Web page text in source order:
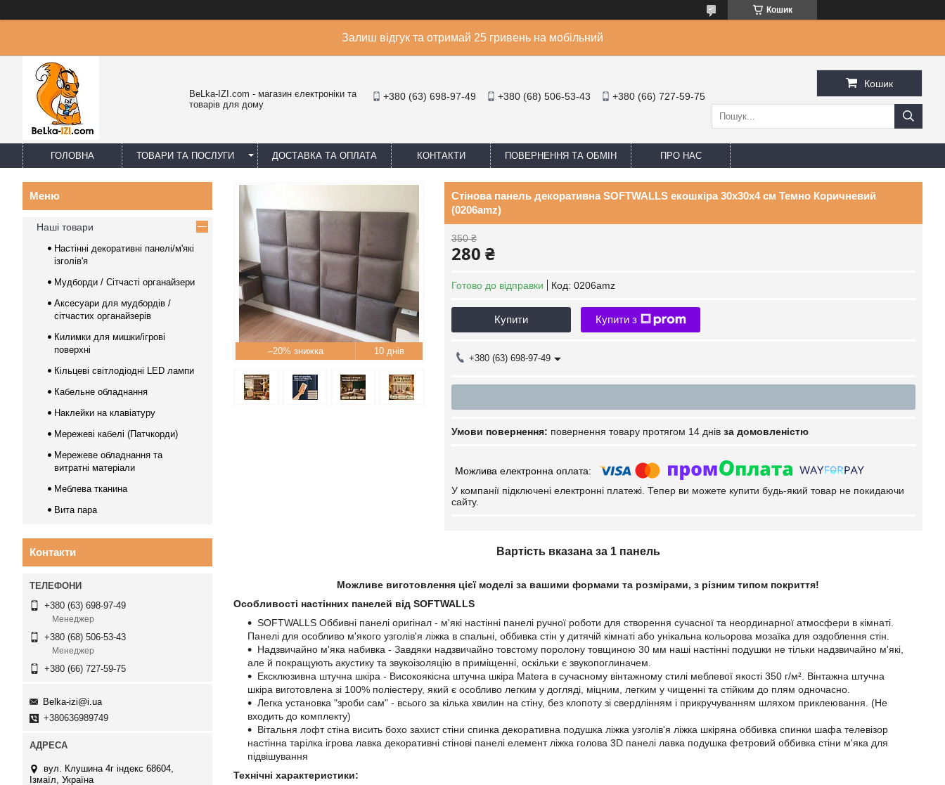
Кошик
Залиш відгук та отримай 25 гривень на мобільний
BeLka-IZI.com - магазин єлектроніки та
товарів для дому
+380 (63) 698-97-49 +380 (68) 506-53-43 +380 (66) 727-59-75
Кошик
ГОЛОВНА ТОВАРИ ТА ПОСЛУГИ ДОСТАВКА ТА ОПЛАТА КОНТАКТИ ПОВЕРНЕННЯ ТА ОБМІН ПРО НАС
–20% 10 днів
Стінова панель декоративна SOFTWALLS екошкіра 30x30x4 см Темно Коричневий
(0206amz)
350 ₴
280 ₴
Готово до відправки Код: 0206amz
Купити Купити з
+380 (63) 698-97-49
повернення товару протягом 14 днів за домовленістю
У компанії підключені електронні платежі. Тепер ви можете купити будь-який товар не покидаючи
сайту.
Вартість вказана за 1 панель
Можливе виготовлення цієї моделі за вашими формами та розмірами, з різним типом покриття!
Особливості настінних панелей від SOFTWALLS
SOFTWALLS Оббивні панелі оригінал - м'які настінні панелі ручної роботи для створення сучасної та неординарної атмосфери в кімнаті.
Панелі для особливо м'якого узголів'я ліжка в спальні, оббивка стін у дитячій кімнаті або унікальна кольорова мозаїка для оздоблення стін.
Надзвичайно м'яка набивка - Завдяки надзвичайно товстому поролону товщиною 30 мм наші настінні подушки не тільки надзвичайно м'які,
але й покращують акустику та звукоізоляцію в приміщенні, оскільки є звукопоглиначем.
Ексклюзивна штучна шкіра - Високоякісна штучна шкіра Matera в сучасному вінтажному стилі меблевої якості 350 г/м². Вінтажна штучна
шкіра виготовлена зі 100% поліестеру, який є особливо легким у догляді, міцним, легким у чищенні та стійким до плям одночасно.
Легка установка "зроби сам" - всього за кілька хвилин на стіну, без клопоту зі свердлінням і прикручуванням шляхом приклеювання. (Не
входить до комплекту)
Вітальня лофт стіна висить бохо захист стіни спинка декоративна подушка ліжка узголів'я ліжка шкіряна оббивка спинки шафа телевізор
настінна тарілка ігрова лавка декоративні стінові панелі елемент ліжка голова 3D панелі лавка подушка фетровий оббивка стіни м'яка для
підвішування
Технічні характеристики:
Наші товари
Настінні декоративні панелі/м'які
ізголів'я
Мудборди / Сітчасті органайзери
Аксесуари для мудбордів /
сітчастих органайзерів
Килимки для мишки/ігрові
поверхні
Кільцеві світлодіодні LED лампи
Кабельне обладнання
Наклейки на клавіатуру
Мережеві кабелі (Патчкорди)
Мережеве обладнання та
витратні матеріали
Меблева тканина
Вита пара
Контакти
+380 (63) 698-97-49
Менеджер
+380 (68) 506-53-43
Менеджер
+380 (66) 727-59-75
Belka-izi@i.ua
+380636989749
вул. Клушина 4г індекс 68604,
Ізмаїл, Україна